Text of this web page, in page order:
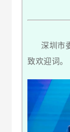
深圳市
致欢迎词。